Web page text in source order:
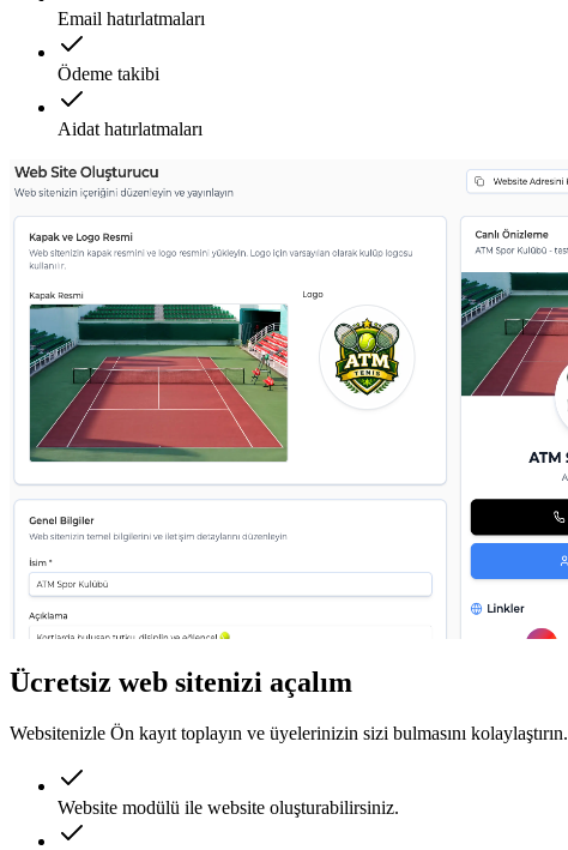
Email hatırlatmaları
Ödeme takibi
Aidat hatırlatmaları
Ücretsiz web sitenizi açalım
Websitenizle Ön kayıt toplayın ve üyelerinizin sizi bulmasını kolaylaştırın.
Website modülü ile website oluşturabilirsiniz.